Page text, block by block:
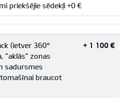
priekšējie sēdekļi +0 €
(ietver 360°
"aklās" zonas
sadursmes
braucot
+ 1 100 €